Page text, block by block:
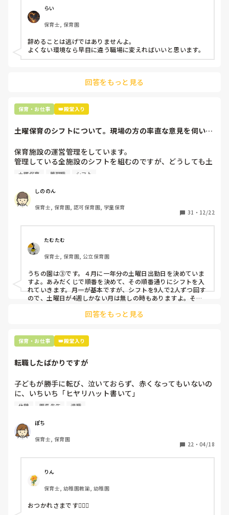
仕方ないよね
もう何も言わずに
子どもの言いなりになればいいんだね
などいう意見で…
上の先生に相談することは難しそうです。
最後の職場にしようと思っていましたが
辞めることは逃げ、と、過去辞めた人も何年も言われ続けて
います
らい
保育士, 保育園
辞めることは逃げではありませんよ。
よくない環境なら早目に違う職場に変えればいいと思います。
回答をもっと見る
保育・お仕事 👑殿堂入り
土曜保育のシフトについて。現場の方の率直な意見を伺いた
保育施設の運営管理をしています。
管理している全施設のシフトを組むのですが、どうしても土
曜保育だけは入れる方が少なく、いつも苦労しています。
て入職しているはずですが、いざ勤務が始まると一日も土曜
出勤が出来ない方ばかりです。
①土曜日の希望休は2日まで、と制限をかける
②毎月、必ず土曜保育に入ることのできる日を1日だけピッ
クアップしてもらう
③仮シフトが出た時、土曜出勤が難しければ自身で代わりの
人を交渉して見つけてもらう
上記のいずれかの対策を取り入れることを考えています。
土曜保育 管理職 シフト
しののん
保育士, 保育園, 認可保育園, 学童保育
31 ・ 12/22
たむたむ
保育士, 保育園, 公立保育園
うちの園は③です。４月に一年分の土曜日出勤日を決めていま
すよ。あみだくじで順番を決めて、その順番通りにシフトを入
れていきます。月一が基本ですが、シフトを9人で2人ずつ回す
ので、土曜日が4週しかない月は無しの時もありますよ。その
て貰い、主任に報告してます。
回答をもっと見る
保育・お仕事 👑殿堂入り
転職したばかりですが
子どもが勝手に転び、泣いておらず、赤くなってもいないの
に、いちいち「ヒヤリハット書いて」
と書かされ
（そう言う本人は書かない）
しかも、上司に↑この内容でも
ちゃんと考えて対策を練って書き込むようにと。
呼ばれて一緒に対策を考えさせられること多数
これだけで30〜40分拘束されて辛いです
皆さんの園はどうですか?
休憩 園長先生 退職
ぽち
保育士, 保育園
22 ・ 04/18
りん
保育士, 幼稚園教諭, 幼稚園
おつかれさまです🙇🏻‍♀️